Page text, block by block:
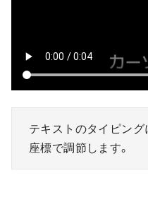
テキストのタイピン
座標で調節します。